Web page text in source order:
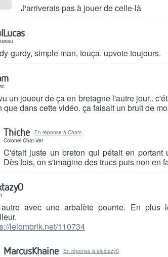
J'arriverais pas à jouer de celle-là
gurdy, simple man, touça, upvote toujours.
un joueur de ça en bretagne l'autre jour..
que dans cette vidéo. ça faisait un bruit de
Thiche
En réponse à Cham
Colonel Chat-Ver
C'était juste un breton qui pétait en portant
Dès fois, on s'imagine des trucs puis non en
avec une arbalète pourrie. En plus
lelombrik.net/110734
MarcusKhaine En réponse à alextazy0